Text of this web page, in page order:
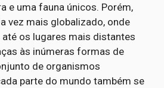
e uma fauna únicos. Porém,
vez mais globalizado, onde
os lugares mais distantes
às inúmeras formas de
de organismos
parte do mundo também se